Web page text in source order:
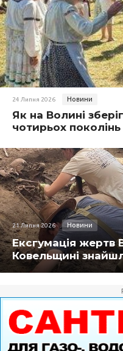
24 Липня 2026 Новини
Як на Волині
чотирьох
21 Липня 2026 Новини
Ексгумація жертв
Ковельщині